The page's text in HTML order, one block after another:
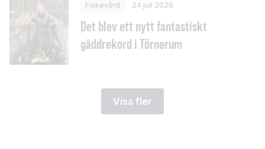
Fiskevård 24 juli 2026
Det blev ett nytt fantastiskt
gäddrekord i Törnerum
Visa fler